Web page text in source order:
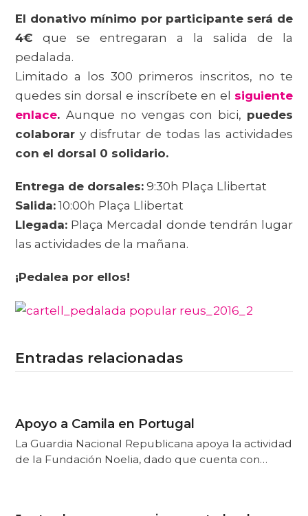
El donativo mínimo por participante será de
4€ que se entregaran a la salida de la
pedalada.
Limitado a los 300 primeros inscritos, no te
quedes sin dorsal e inscríbete en el siguiente
enlace.Aunque no vengas con bici, puedes
colaborar y disfrutar de todas las actividades
con el dorsal 0 solidario.
Entrega de dorsales: 9:30h Plaça Llibertat
Salida: 10:00h Plaça Llibertat
Llegada: Plaça Mercadal donde tendrán lugar
las actividades de la mañana.
¡Pedalea por ellos!
Entradas relacionadas
Apoyo a Camila en Portugal
La Guardia Nacional Republicana apoya la actividad
de la Fundación Noelia, dado que cuenta con…